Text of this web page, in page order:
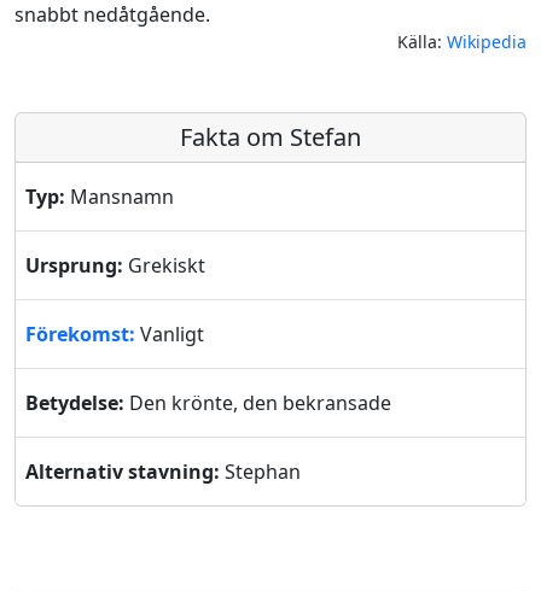
snabbt nedåtgående.
Källa: Wikipedia
Fakta om Stefan
Typ: Mansnamn
Ursprung: Grekiskt
Förekomst: Vanligt
Betydelse: Den krönte, den bekransade
Alternativ stavning: Stephan